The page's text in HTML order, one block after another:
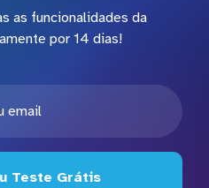
as funcionalidades da
por 14 dias!
Teste Grátis